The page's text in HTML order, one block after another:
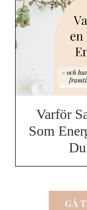
Varför
Som
GÅ